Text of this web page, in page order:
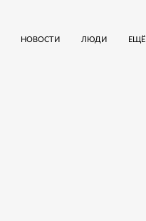
ЕЩЁ
НОВОСТИ ЛЮДИ